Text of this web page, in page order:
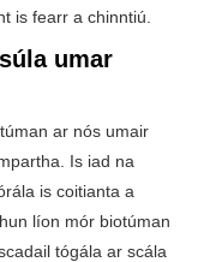
is fearr a chinntiú.
umar
ar nós umair
Is iad na
is coitianta a
líon mór biotúman
tógála ar scála